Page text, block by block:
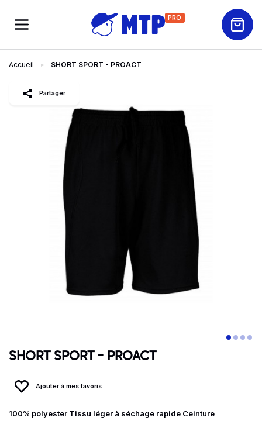
PRO
Accueil SHORT SPORT - PROACT
SHORT SPORT - PROACT
Ajouter à mes favoris
100% polyester Tissu léger à séchage rapide Ceinture
Partager
slide1